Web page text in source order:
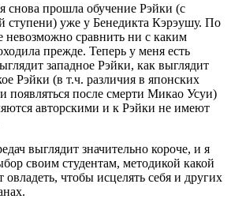
снова прошла обучение Рэйки (с
ступени) уже у Бенедикта Кэрэушу. По
невозможно сравнить ни с каким
прежде. Теперь у меня есть
западное Рэйки, как выглядит
Рэйки (в т.ч. различия в японских
появляться после смерти Микао Усуи)
авторскими и к Рэйки не имеют
выглядит значительно короче, и я
своим студентам, методикой какой
чтобы исцелять себя и других